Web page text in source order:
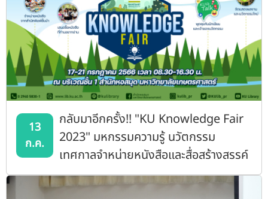
13
ก.ค.
กลับมาอีกครั้ง!! "KU Knowledge Fair
2023" มหกรรมความรู้ นวัตกรรม
เทศกาลจำหน่ายหนังสือและสื่อสร้างสรรค์
KU Book Fair